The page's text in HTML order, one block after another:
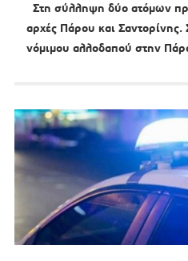
Στη σύλληψη δύο ατόμων
αρχές Πάρου και
νόμιμου αλλοδαπού στην